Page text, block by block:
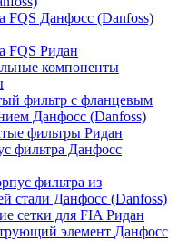
FQS Данфосс (Danfoss)
FQS Ридан
компоненты
фильтр с фланцевым
Данфосс (Danfoss)
фильтры Ридан
фильтра Данфосс
фильтра из
стали Данфосс (Danfoss)
сетки для FIA Ридан
элемент Данфосс